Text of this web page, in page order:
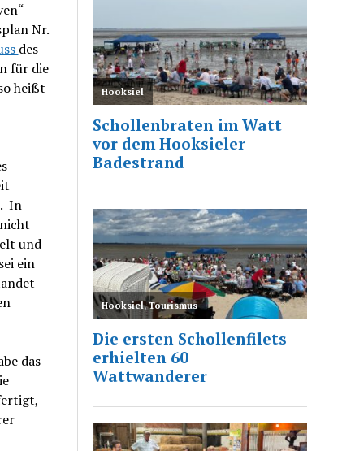
Nr.
des
für die
heißt
In
und
ein
das